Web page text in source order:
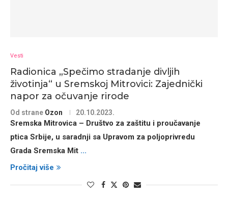
Vesti
Radionica „Spečimo stradanje divljih
životinja“ u Sremskoj Mitrovici: Zajednički
napor za očuvanje rirode
Od strane Ozon 20.10.2023.
Sremska Mitrovica – Društvo za zaštitu i proučavanje
ptica Srbije, u saradnji sa Upravom za poljoprivredu
Grada Sremska Mit ...
Pročitaj više